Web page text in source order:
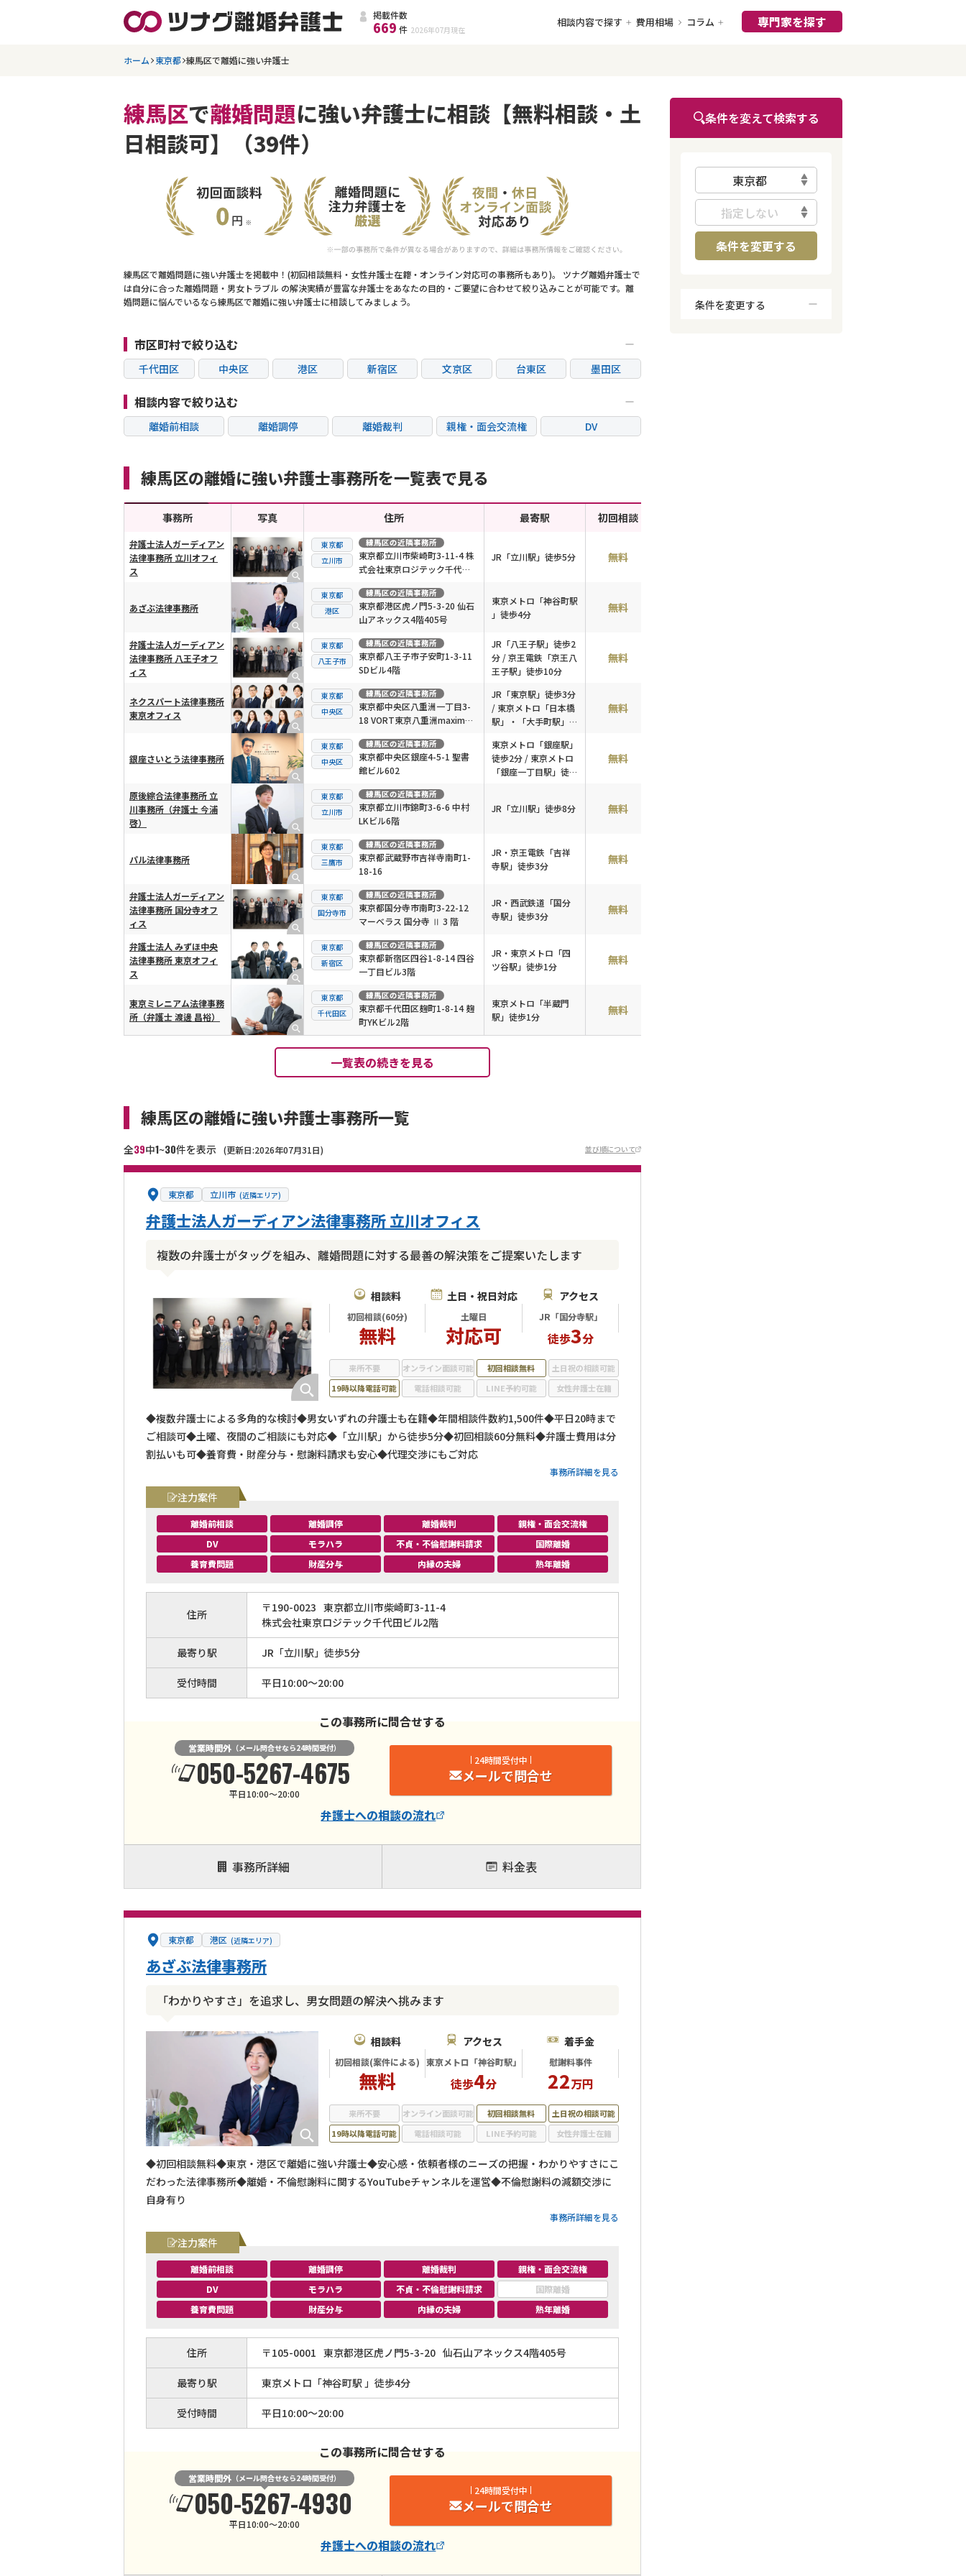
掲載件数
669 件 2026年07月 現在
相談内容で探す 費用相場 コラム 専門家を探す
ホーム 東京都 練馬区で離婚に強い弁護士
練馬区で離婚問題に強い弁護士に相談【無料相談・土
日相談可】（39件）
練馬区で離婚問題に強い弁護士を掲載中！(初回相談無料・女性弁護士在籍・オンライン対応可の事務所もあり)。 ツナグ離婚弁護士で
は自分に合った離婚問題・男女トラブル の解決実績が豊富な弁護士をあなたの目的・ご要望に合わせて絞り込みことが可能です。離
婚問題に悩んでいるなら練馬区で離婚に強い弁護士に相談してみましょう。
市区町村で絞り込む
千代田区 中央区 港区 新宿区 文京区 台東区
墨田区
杉並区
豊島区 北区 荒川区 板橋区 練馬区
足立区
葛飾区
江戸川区 八王子市 立川市 三鷹市 府中市
調布市
清瀬市
稲城市 多摩市
相談内容で絞り込む
離婚前相談 離婚調停 離婚裁判 親権・面会交流権
DV
内縁の夫婦
熟年離婚
練馬区の離婚に強い弁護士事務所を一覧表で見る
横スクロール可能
事務所 写真 住所 最寄駅 初回相談
弁護士法人ガーディアン
法律事務所 立川オフィ
ス
東京都
立川市
練馬区の近隣事務所
東京都立川市柴崎町3-11-4 株
式会社東京ロジテック千代田
JR「立川駅」徒歩5分 無料
あざぶ法律事務所
東京都
港区
練馬区の近隣事務所
東京都港区虎ノ門5-3-20 仙石
山アネックス4階405号
東京メトロ「神谷町駅
」徒歩4分
無料
弁護士法人ガーディアン
法律事務所 八王子オフ
ィス
東京都
八王子市
練馬区の近隣事務所
東京都八王子市子安町1-3-11
SDビル4階
JR「八王子駅」徒歩2
分 / 京王電鉄「京王八
王子駅」徒歩10分
無料
ネクスパート法律事務所
東京オフィス
東京都
中央区
練馬区の近隣事務所
東京都中央区八重洲一丁目3-
18 VORT東京八重洲maxim7
JR「東京駅」徒歩3分
/ 東京メトロ「日本橋
駅」・「大手町駅」徒
無料
銀座さいとう法律事務所
東京都
中央区
練馬区の近隣事務所
東京都中央区銀座4-5-1 聖書
館ビル602
東京メトロ「銀座駅」
徒歩2分 / 東京メトロ
「銀座一丁目駅」徒歩
無料
原後綜合法律事務所 立
川事務所（弁護士 今浦
啓）
東京都
立川市
練馬区の近隣事務所
東京都立川市錦町3-6-6 中村
LKビル6階
JR「立川駅」徒歩8分 無料
パル法律事務所
東京都
三鷹市
練馬区の近隣事務所
東京都武蔵野市吉祥寺南町1-
18-16
JR・京王電鉄「吉祥
寺駅」徒歩3分
無料
弁護士法人ガーディアン
法律事務所 国分寺オフ
ィス
東京都
国分寺市
練馬区の近隣事務所
東京都国分寺市南町3-22-12
マーベラス 国分寺 Ⅱ 3 階
JR・西武鉄道「国分
寺駅」徒歩3分
無料
弁護士法人 みずほ中央
法律事務所 東京オフィ
ス
東京都
新宿区
練馬区の近隣事務所
東京都新宿区四谷1-8-14 四谷
一丁目ビル3階
JR・東京メトロ「四
ツ谷駅」徒歩1分
無料
東京ミレニアム法律事務
所（弁護士 渡邊 昌裕）
東京都
千代田区
練馬区の近隣事務所
東京都千代田区麹町1-8-14 麹
町YKビル2階
東京メトロ「半蔵門
駅」徒歩1分
無料
一覧表の続きを見る
練馬区の離婚に強い弁護士事務所一覧
全39中1~30件を表示 (更新日:2026年07月31日) 並び順について
東京都 立川市 (近隣エリア)
複数の弁護士がタッグを組み、離婚問題に対する最善の解決策をご提案いたします
弁護士法人ガーディアン法律事務所 立川オフィス
相談料
初回相談(60分)
無料
土日・祝日対応
土曜日
対応可
アクセス
JR「国分寺駅」
徒歩3分
◆複数弁護士による多角的な検討◆男女いずれの弁護士も在籍◆年間相談件数約1,500件◆平日20時まで
ご相談可◆土曜、夜間のご相談にも対応◆「立川駅」から徒歩5分◆初回相談60分無料◆弁護士費用は分
割払いも可◆養育費・財産分与・慰謝料請求も安心◆代理交渉にもご対応
事務所詳細を見る
来所不要 オンライン面談可能 初回相談無料
土日祝の相談可能
19時以降電話可能
電話相談可能 LINE予約可能 女性弁護士在籍
注力案件
離婚前相談 離婚調停 離婚裁判
親権・面会交流権
DV
モラハラ 不貞・不倫慰謝料請求
国際離婚
養育費問題
財産分与 内縁の夫婦 熟年離婚
住所 〒190-0023 東京都立川市柴崎町3-11-4
株式会社東京ロジテック千代田ビル2階
最寄り駅 JR「立川駅」徒歩5分
受付時間 平日10:00～20:00
この事務所に問合せする
営業時間外（メール問合せなら24時間受付）
050-5267-4675
平日10:00～20:00
24時間受付中
メールで問合せ
弁護士への相談の流れ
事務所詳細 料金表
東京都 港区 (近隣エリア)
「わかりやすさ」を追求し、男女問題の解決へ挑みます
あざぶ法律事務所
相談料
初回相談(案件による)
無料
アクセス
東京メトロ「神谷町駅」
徒歩4分
着手金
慰謝料事件
22万円
◆初回相談無料◆東京・港区で離婚に強い弁護士◆安心感・依頼者様のニーズの把握・わかりやすさにこ
だわった法律事務所◆離婚・不倫慰謝料に関するYouTubeチャンネルを運営◆不倫慰謝料の減額交渉に
自身有り
事務所詳細を見る
来所不要 オンライン面談可能 初回相談無料
土日祝の相談可能
19時以降電話可能
電話相談可能 LINE予約可能 女性弁護士在籍
注力案件
離婚前相談 離婚調停 離婚裁判
親権・面会交流権
DV
モラハラ 不貞・不倫慰謝料請求
国際離婚
養育費問題
財産分与 内縁の夫婦 熟年離婚
住所 〒105-0001 東京都港区虎ノ門5-3-20 仙石山アネックス4階405号
最寄り駅 東京メトロ「神谷町駅 」徒歩4分
受付時間 平日10:00～20:00
この事務所に問合せする
営業時間外（メール問合せなら24時間受付）
050-5267-4930
平日10:00～20:00
24時間受付中
メールで問合せ
弁護士への相談の流れ
条件を変えて検索する
東京都
指定しない
条件を変更する
条件を変更する